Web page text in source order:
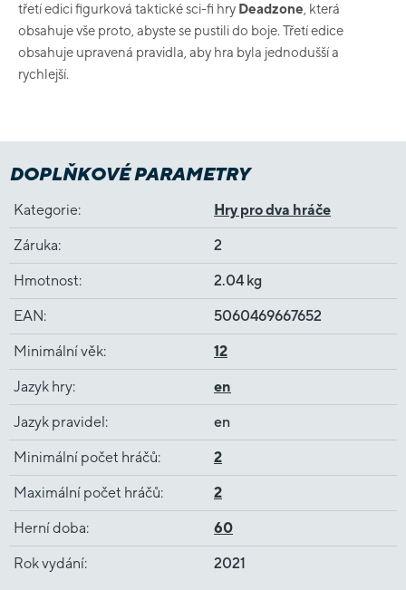
třetí edici figurková taktické sci-fi hry Deadzone , která
obsahuje vše proto, abyste se pustili do boje. Třetí edice
obsahuje upravená pravidla, aby hra byla jednodušší a
rychlejší.
DOPLŇKOVÉ PARAMETRY
Kategorie: Hry pro dva hráče
Záruka: 2
Hmotnost: 2.04 kg
EAN: 5060469667652
Minimální věk: 12
Jazyk hry: en
Jazyk pravidel : en
Minimální počet hráčů: 2
Maximální počet hráčů: 2
Herní doba: 60
Rok vydání: 2021